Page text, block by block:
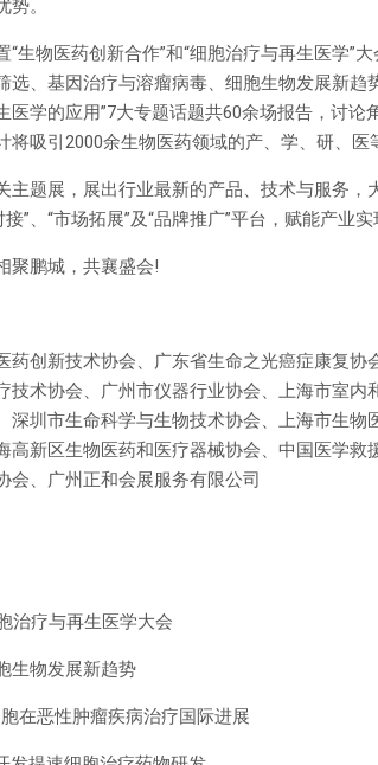
。
“生物医药创新合作”和“细胞治疗与再生医学”
选、基因治疗与溶瘤病毒、细胞生物发展新趋
医学的应用”7大专题话题共60余场报告，讨
将吸引2000余生物医药领域的产、学、研、医
主题展，展出行业最新的产品、技术与服务
接”、“市场拓展”及“品牌推广”平台，赋能产业实
聚鹏城，共襄盛会!
药创新技术协会、广东省生命之光癌症康复
技术协会、广州市仪器行业协会、上海市室
深圳市生命科学与生物技术协会、上海市生
高新区生物医药和医疗器械协会、中国医学
会、广州正和会展服务有限公司
治疗与再生医学大会
生物发展新趋势
在恶性肿瘤疾病治疗国际进展